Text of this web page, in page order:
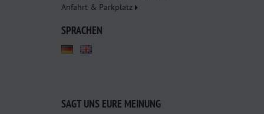
Anfahrt & Parkplatz
SPRACHEN
SAGT UNS EURE MEINUNG